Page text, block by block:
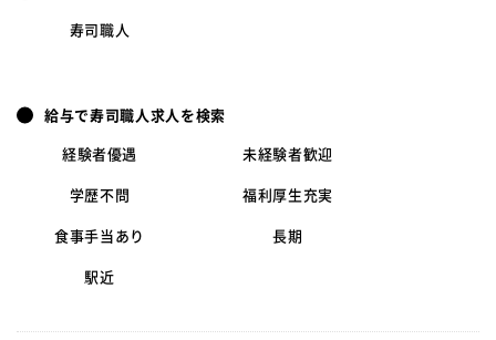
寿司職人
給与で寿司職人求人を検索
経験者優遇 未経験者歓迎
学歴不問 福利厚生充実
食事手当あり 長期
駅近